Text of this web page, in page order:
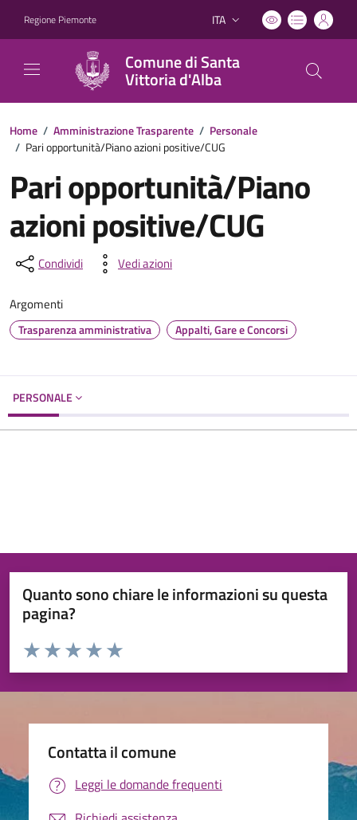
Regione Piemonte Lingua attiva:
ITA
Comune di Santa
Vittoria d'Alba
Home / Amministrazione Trasparente / Personale
/ Pari opportunità/Piano azioni positive/CUG
Pari opportunità/Piano
azioni positive/CUG
Condividi Vedi azioni
Argomenti
Trasparenza amministrativa Appalti, Gare e Concorsi
PERSONALE
Quanto sono chiare le informazioni su questa
pagina?
Valuta da 1 a 5 stelle la pagina
Valuta 5 stelle su 5
Valuta 4 stelle su 5
Valuta 3 stelle su 5
Valuta 2 stelle su 5
Valuta 1 stelle su 5
Contatta il comune
Leggi le domande frequenti